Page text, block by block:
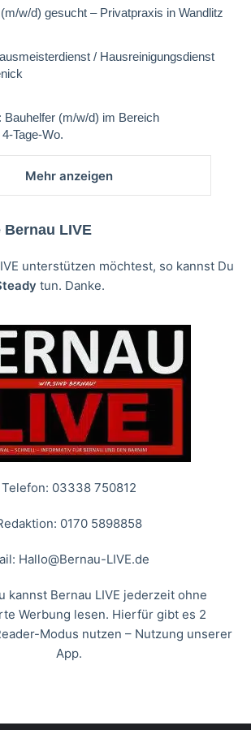
w/d) gesucht – Privatpraxis in Wandlitz
/ Hausreinigungsdienst
Bauhelfer (m/w/d) im Bereich
Tage-Wo.
Mehr anzeigen
LIVE
unterstützen möchtest, so kannst Du
tun. Danke.
Telefon: 03338 750812
0170 5898858
Hallo@Bernau-LIVE.de
kannst Bernau LIVE jederzeit ohne
Werbung lesen. Hierfür gibt es 2
Modus nutzen – Nutzung unserer
App.